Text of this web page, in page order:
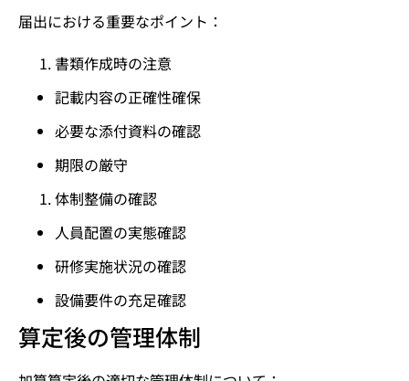
届出における重要なポイント：
書類作成時の注意
記載内容の正確性確保
必要な添付資料の確認
期限の厳守
体制整備の確認
人員配置の実態確認
研修実施状況の確認
設備要件の充足確認
算定後の管理体制